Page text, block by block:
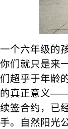
一个六年级的
你们就只是来
们超乎于年龄
的真正意义——
续签合约，已
手。自然阳光